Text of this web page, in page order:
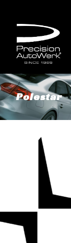
Polestar